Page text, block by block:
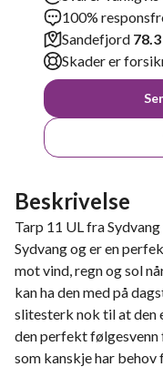
100%
Sandefjord
Skader er
Beskrivelse
Tarp 11 UL fra
Sydvang og er en
mot vind, regn og sol
kan ha den med på
slitesterk nok til at den
den perfekt
som kanskje har behov